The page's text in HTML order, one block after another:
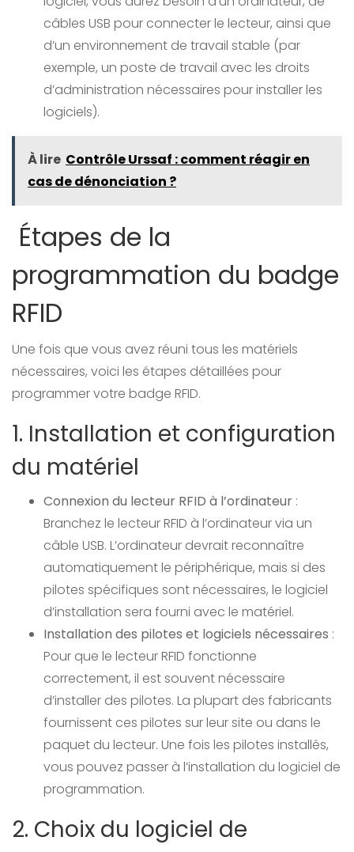
câbles USB pour connecter le lecteur, ainsi que
d’un environnement de travail stable (par
exemple, un poste de travail avec les droits
d’administration nécessaires pour installer les
logiciels).
À lire Contrôle Urssaf : comment réagir en
cas de dénonciation ?
Étapes de la
programmation du badge
RFID
Une fois que vous avez réuni tous les matériels
nécessaires, voici les étapes détaillées pour
programmer votre badge RFID.
1. Installation et configuration
du matériel
Connexion du lecteur RFID à l’ordinateur :
Branchez le lecteur RFID à l’ordinateur via un
câble USB. L’ordinateur devrait reconnaître
automatiquement le périphérique, mais si des
pilotes spécifiques sont nécessaires, le logiciel
d’installation sera fourni avec le matériel.
Installation des pilotes et logiciels nécessaires :
Pour que le lecteur RFID fonctionne
correctement, il est souvent nécessaire
d’installer des pilotes. La plupart des fabricants
fournissent ces pilotes sur leur site ou dans le
paquet du lecteur. Une fois les pilotes installés,
vous pouvez passer à l’installation du logiciel de
programmation.
2. Choix du logiciel de